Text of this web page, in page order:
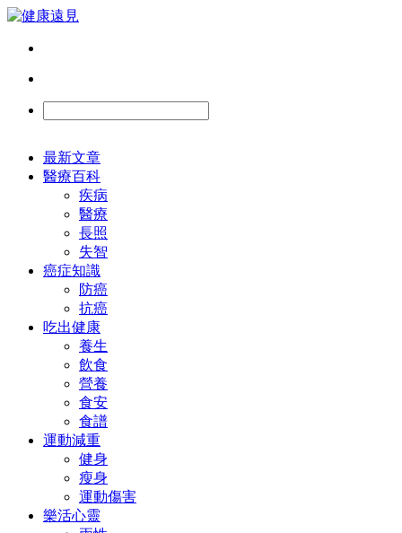
最新文章
醫療百科
疾病
醫療
長照
失智
癌症知識
防癌
抗癌
吃出健康
養生
飲食
營養
食安
食譜
運動減重
健身
瘦身
運動傷害
樂活心靈